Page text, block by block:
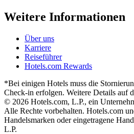
Weitere Informationen
Über uns
Karriere
Reiseführer
Hotels.com Rewards
*Bei einigen Hotels muss die
Check-in erfolgen. Weitere Details auf
© 2026 Hotels.com, L.P., ein
Alle Rechte vorbehalten. Hotels.com
Handelsmarken oder eingetragene
L.P.